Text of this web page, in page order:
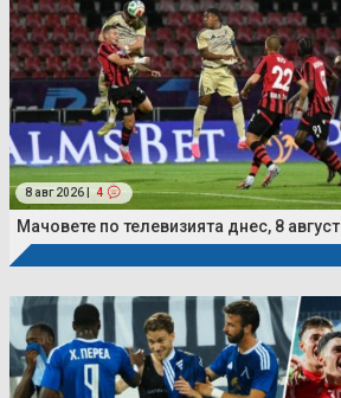
8 авг 2026 | 4
Мачовете по телевизията днес, 8 август